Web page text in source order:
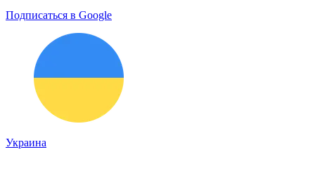
Подписаться в Google
Украина